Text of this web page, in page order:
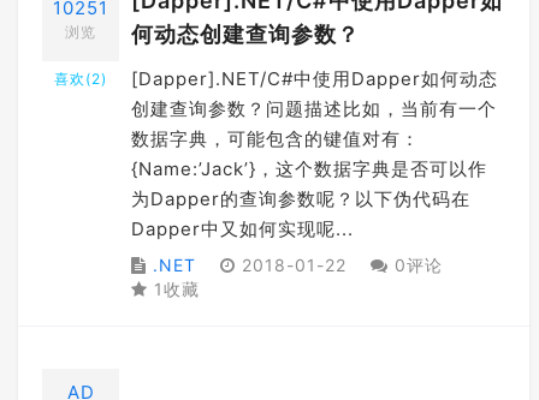
10251
浏览
喜欢(2)
何动态创建查询参数？
[Dapper].NET/C#中使用Dapper如何动态
创建查询参数？问题描述比如，当前有一个
数据字典，可能包含的键值对有：
{Name:’Jack’}，这个数据字典是否可以作
为Dapper的查询参数呢？以下伪代码在
Dapper中又如何实现呢...
.NET 2018-01-22
0评论
1收藏
AD